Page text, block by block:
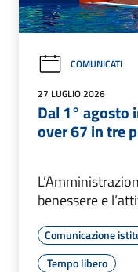
COMUNICATI
27 LUGLIO 2026
Dal 1° agosto
over 67 in tre
benessere e
Comunicazione
Tempo libero